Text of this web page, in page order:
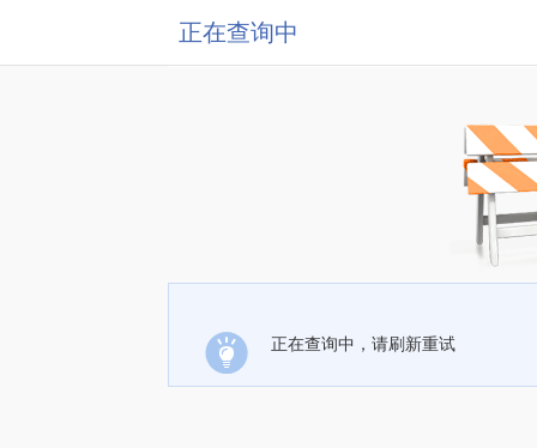
正在查询中
正在查询中，请刷新重试